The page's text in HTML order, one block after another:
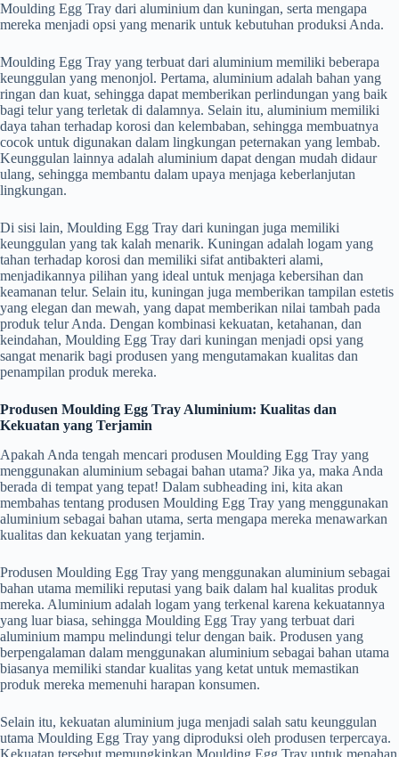
Moulding Egg Tray dari aluminium dan kuningan, serta mengapa
mereka menjadi opsi yang menarik untuk kebutuhan produksi Anda.
Moulding Egg Tray yang terbuat dari aluminium memiliki beberapa
keunggulan yang menonjol. Pertama, aluminium adalah bahan yang
ringan dan kuat, sehingga dapat memberikan perlindungan yang baik
bagi telur yang terletak di dalamnya. Selain itu, aluminium memiliki
daya tahan terhadap korosi dan kelembaban, sehingga membuatnya
cocok untuk digunakan dalam lingkungan peternakan yang lembab.
Keunggulan lainnya adalah aluminium dapat dengan mudah didaur
ulang, sehingga membantu dalam upaya menjaga keberlanjutan
lingkungan.
Di sisi lain, Moulding Egg Tray dari kuningan juga memiliki
keunggulan yang tak kalah menarik. Kuningan adalah logam yang
tahan terhadap korosi dan memiliki sifat antibakteri alami,
menjadikannya pilihan yang ideal untuk menjaga kebersihan dan
keamanan telur. Selain itu, kuningan juga memberikan tampilan estetis
yang elegan dan mewah, yang dapat memberikan nilai tambah pada
produk telur Anda. Dengan kombinasi kekuatan, ketahanan, dan
keindahan, Moulding Egg Tray dari kuningan menjadi opsi yang
sangat menarik bagi produsen yang mengutamakan kualitas dan
penampilan produk mereka.
Produsen Moulding Egg Tray Aluminium: Kualitas dan
Kekuatan yang Terjamin
Apakah Anda tengah mencari produsen Moulding Egg Tray yang
menggunakan aluminium sebagai bahan utama? Jika ya, maka Anda
berada di tempat yang tepat! Dalam subheading ini, kita akan
membahas tentang produsen Moulding Egg Tray yang menggunakan
aluminium sebagai bahan utama, serta mengapa mereka menawarkan
kualitas dan kekuatan yang terjamin.
Produsen Moulding Egg Tray yang menggunakan aluminium sebagai
bahan utama memiliki reputasi yang baik dalam hal kualitas produk
mereka. Aluminium adalah logam yang terkenal karena kekuatannya
yang luar biasa, sehingga Moulding Egg Tray yang terbuat dari
aluminium mampu melindungi telur dengan baik. Produsen yang
berpengalaman dalam menggunakan aluminium sebagai bahan utama
biasanya memiliki standar kualitas yang ketat untuk memastikan
produk mereka memenuhi harapan konsumen.
Selain itu, kekuatan aluminium juga menjadi salah satu keunggulan
utama Moulding Egg Tray yang diproduksi oleh produsen terpercaya.
Kekuatan tersebut memungkinkan Moulding Egg Tray untuk menahan